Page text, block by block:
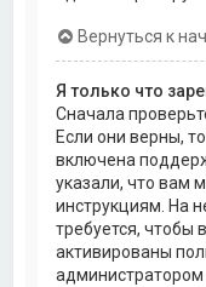
Вернуться к
Я только что
Сначала
Если они верны,
включена
указали, что вам
инструкциям. На
требуется, чтобы
активированы
администратором